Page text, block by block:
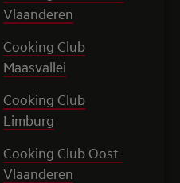
Vlaanderen
Cooking Club
Maasvallei
Cooking Club
Limburg
Cooking Club Oost-
Vlaanderen